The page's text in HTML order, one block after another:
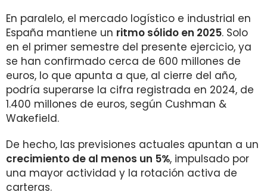
En paralelo, el mercado logístico e industrial en
España mantiene un ritmo sólido en 2025. Solo
en el primer semestre del presente ejercicio, ya
se han confirmado cerca de 600 millones de
euros, lo que apunta a que, al cierre del año,
podría superarse la cifra registrada en 2024, de
1.400 millones de euros, según Cushman &
Wakefield.
De hecho, las previsiones actuales apuntan a un
crecimiento de al menos un 5%, impulsado por
una mayor actividad y la rotación activa de
carteras.